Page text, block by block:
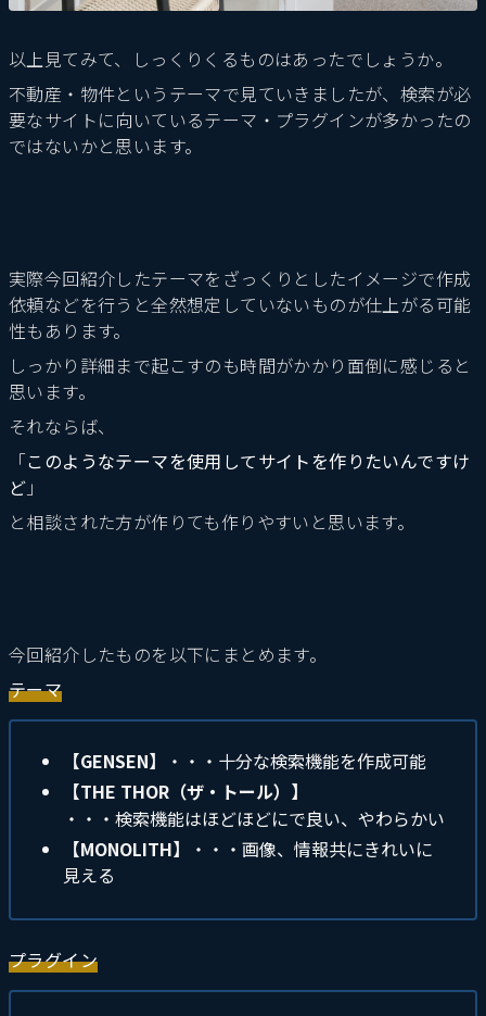
以上見てみて、しっくりくるものはあったでしょうか。
不動産・物件というテーマで見ていきましたが、検索が必
要なサイトに向いているテーマ・プラグインが多かったの
ではないかと思います。
実際今回紹介したテーマをざっくりとしたイメージで作成
依頼などを行うと全然想定していないものが仕上がる可能
性もあります。
しっかり詳細まで起こすのも時間がかかり面倒に感じると
思います。
それならば、
「このようなテーマを使用してサイトを作りたいんですけ
ど 」
と相談された方が作りても作りやすいと思います。
今回紹介したものを以下にまとめます。
テーマ
【GENSEN】
・・・十分な検索機能を作成可能
【THE THOR（ザ・トール）】
・・・検索機能はほどほどにで良い、やわらかい
【MONOLITH】
・・・画像、情報共にきれいに
見える
プラグイン